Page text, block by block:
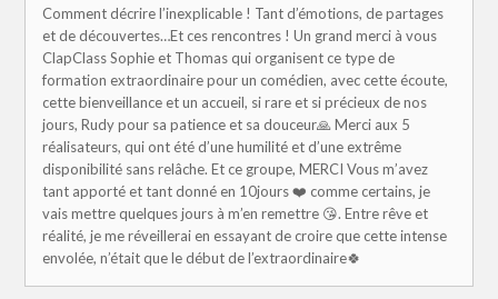
Comment décrire l’inexplicable ! Tant d’émotions, de partages
et de découvertes…Et ces rencontres ! Un grand merci à vous
ClapClass Sophie et Thomas qui organisent ce type de
formation extraordinaire pour un comédien, avec cette écoute,
cette bienveillance et un accueil, si rare et si précieux de nos
jours, Rudy pour sa patience et sa douceur🙏 Merci aux 5
réalisateurs, qui ont été d’une humilité et d’une extrême
disponibilité sans relâche. Et ce groupe, MERCI Vous m’avez
tant apporté et tant donné en 10jours ❤️ comme certains, je
vais mettre quelques jours à m’en remettre 😘. Entre rêve et
réalité, je me réveillerai en essayant de croire que cette intense
envolée, n’était que le début de l’extraordinaire🍀